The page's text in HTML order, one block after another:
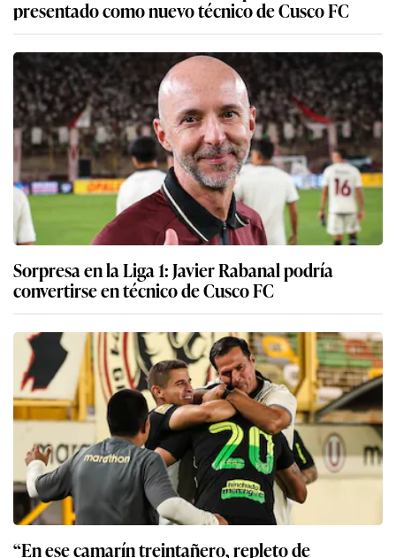
presentado como nuevo técnico de Cusco FC
Sorpresa en la Liga 1: Javier Rabanal podría
convertirse en técnico de Cusco FC
“En ese camarín treintañero, repleto de